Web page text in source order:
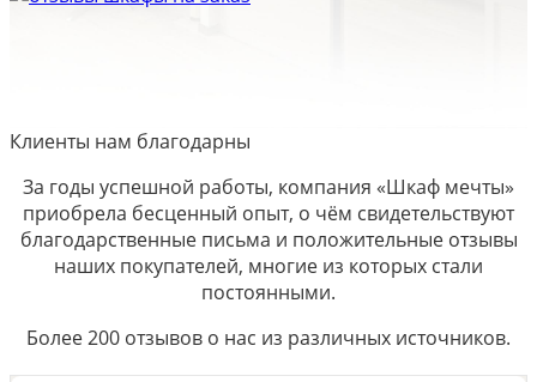
Клиенты нам благодарны
За годы успешной работы, компания «Шкаф мечты»
приобрела бесценный опыт, о чём свидетельствуют
благодарственные письма и положительные отзывы
наших покупателей, многие из которых стали
постоянными.
Более 200 отзывов о нас из различных источников.